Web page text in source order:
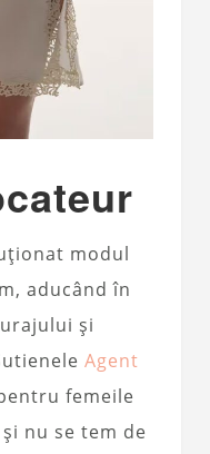
modul
aducând în
și
Agent
femeile
nu se tem de